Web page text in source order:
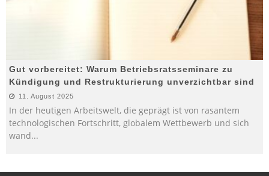
Gut vorbereitet: Warum Betriebsratsseminare zu
Kündigung und Restrukturierung unverzichtbar sind
11. August 2025
In der heutigen Arbeitswelt, die geprägt ist von rasantem
technologischen Fortschritt, globalem Wettbewerb und sich
wand...